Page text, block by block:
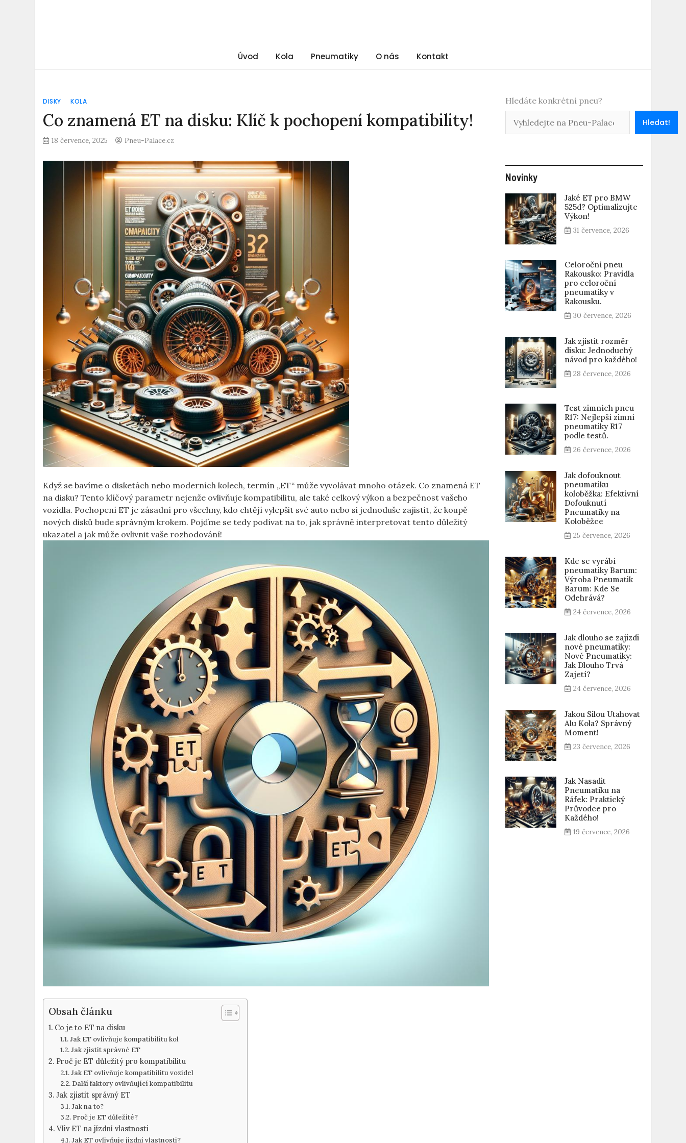
Úvod Kola Pneumatiky O nás Kontakt
DISKY KOLA
Co znamená ET na disku: Klíč k pochopení kompatibility!
18 července, 2025 Pneu-Palace.cz
Když se ⁣bavíme o disketách nebo moderních kolech, termín „ET“ může vyvolávat mnoho‌ otázek. ⁣Co znamená ET
na ‍disku? Tento klíčový parametr nejenže ovlivňuje ​kompatibilitu, ‍ale také celkový výkon a‍ bezpečnost⁢ vašeho
vozidla. Pochopení ⁣ET je zásadní pro všechny, kdo chtějí vylepšit‌ své auto nebo si jednoduše zajistit, že koupě
⁢nových disků bude správným krokem. ‌Pojďme se tedy podívat na to, jak ‍správně interpretovat tento důležitý‌
ukazatel a jak ⁣může ovlivnit vaše ⁢rozhodování!
Obsah článku
Co je to ET na⁤ disku
Jak ET ovlivňuje kompatibilitu kol
Jak ​zjistit správné ET
Proč je ⁤ET důležitý pro kompatibilitu
Jak ET ovlivňuje ⁢kompatibilitu​ vozidel
Další ‍faktory⁢ ovlivňující kompatibilitu
Jak zjistit správný ET
Jak ​na to?
Proč ​je ET důležité?
Vliv ET na jízdní vlastnosti
Jak ET ovlivňuje jízdní vlastnosti?
Hledáte konkrétní pneu?
Hledat!
Novinky
Jaké ET pro BMW
525d? Optimalizujte
Výkon!
31 července, 2026
Celoroční pneu
Rakousko: Pravidla
pro celoroční
pneumatiky v
Rakousku.
30 července, 2026
Jak zjistit rozměr
disku: Jednoduchý
návod pro každého!
28 července, 2026
Test zimních pneu
R17: Nejlepší zimní
pneumatiky R17
podle testů.
26 července, 2026
Jak dofouknout
pneumatiku
koloběžka: Efektivní
Dofouknutí
Pneumatiky na
Koloběžce
25 července, 2026
Kde se vyrábí
pneumatiky Barum:
Výroba Pneumatik
Barum: Kde Se
Odehrává?
24 července, 2026
Jak dlouho se zajizdi
nové pneumatiky:
Nové Pneumatiky:
Jak Dlouho Trvá
Zajetí?
24 července, 2026
Jakou Silou Utahovat
Alu Kola? Správný
Moment!
23 července, 2026
Jak Nasadit
Pneumatiku na
Ráfek: Praktický
Průvodce pro
Každého!
19 července, 2026